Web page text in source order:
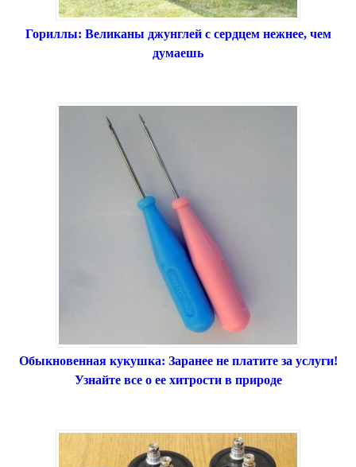
Гориллы: Великаны джунглей с сердцем нежнее, чем
думаешь
Обыкновенная кукушка: Заранее не платите за услуги!
Узнайте все о ее хитрости в природе